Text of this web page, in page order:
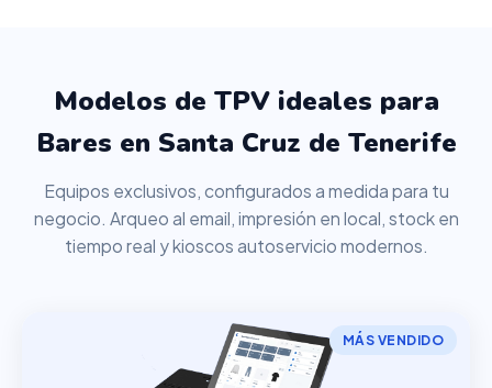
Modelos de TPV ideales para
Bares en Santa Cruz de Tenerife
Equipos exclusivos, configurados a medida para tu
negocio. Arqueo al email, impresión en local, stock en
tiempo real y kioscos autoservicio modernos.
MÁS VENDIDO